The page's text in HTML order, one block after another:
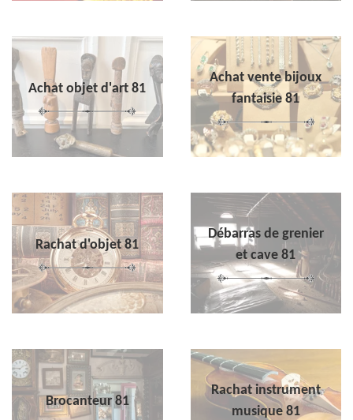
Achat objet d'art 81
Achat vente bijoux
fantaisie 81
Rachat d'objet 81
Débarras de grenier
et cave 81
Brocanteur 81
Rachat instrument
musique 81